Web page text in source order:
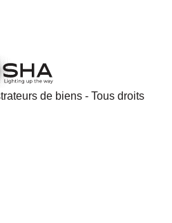
de biens - Tous droits